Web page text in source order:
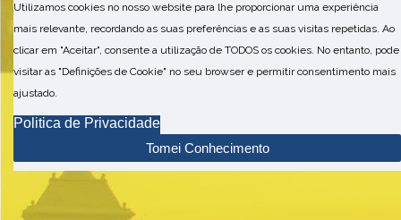
Utilizamos cookies no nosso website para lhe proporcionar uma experiência
mais relevante, recordando as suas preferências e as suas visitas repetidas. Ao
clicar em "Aceitar", consente a utilização de TODOS os cookies. No entanto, pode
visitar as "Definições de Cookie" no seu browser e permitir consentimento mais
ajustado.
Politica de Privacidade
Tomei Conhecimento